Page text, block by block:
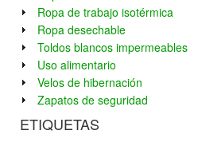
Ropa de trabajo isotérmica
Ropa desechable
Toldos blancos impermeables
Uso alimentario
Velos de hibernación
Zapatos de seguridad
ETIQUETAS